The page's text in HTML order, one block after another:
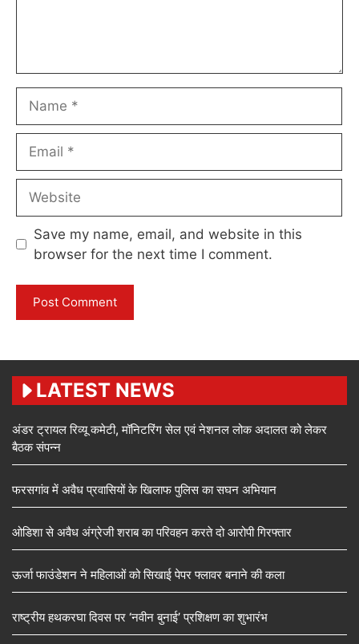
Save my name, email, and website in this
browser for the next time I comment.
LATEST NEWS
अंडर ट्रायल रिव्यू कमेटी, मॉनिटरिंग सेल एवं नेशनल लोक अदालत को लेकर
बैठक संपन्न
फरसगांव में अवैध प्रवासियों के खिलाफ पुलिस का सघन अभियान
ओडिशा से अवैध अंग्रेजी शराब का परिवहन करते दो आरोपी गिरफ्तार
ऊर्जा फाउंडेशन ने महिलाओं को सिखाई पेपर फ्लावर बनाने की कला
राष्ट्रीय हथकरघा दिवस पर ‘नवीन बुनाई’ प्रशिक्षण का शुभारंभ